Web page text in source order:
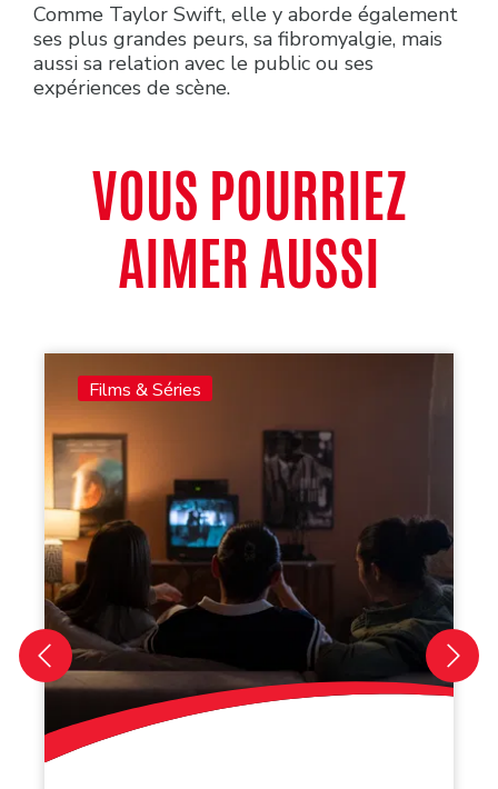
Comme Taylor Swift, elle y aborde également
ses plus grandes peurs, sa fibromyalgie, mais
aussi sa relation avec le public ou ses
expériences de scène.
VOUS POURRIEZ
AIMER AUSSI
Films & Séries